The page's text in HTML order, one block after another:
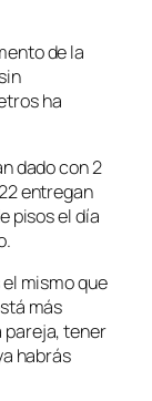
de la
ha
dado con 2
entregan
pisos el día
mismo que
más
pareja, tener
habrás